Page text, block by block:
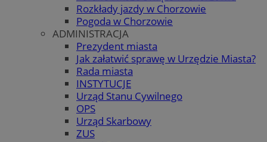
Rozkłady jazdy w Chorzowie
Pogoda w Chorzowie
ADMINISTRACJA
Prezydent miasta
Jak załatwić sprawę w Urzędzie Miasta?
Rada miasta
INSTYTUCJE
Urząd Stanu Cywilnego
OPS
Urząd Skarbowy
ZUS